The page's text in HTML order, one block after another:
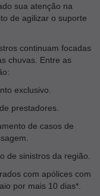
sua atenção na
de agilizar o suporte
continuam focadas
chuvas. Entre as
exclusivo.
prestadores.
de casos de
de sinistros da região.
com apólices com
por mais 10 dias*.